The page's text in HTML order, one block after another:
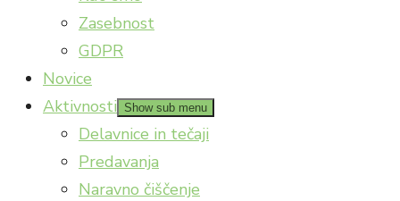
Zasebnost
GDPR
Novice
Aktivnosti Show sub menu
Delavnice in tečaji
Predavanja
Naravno čiščenje